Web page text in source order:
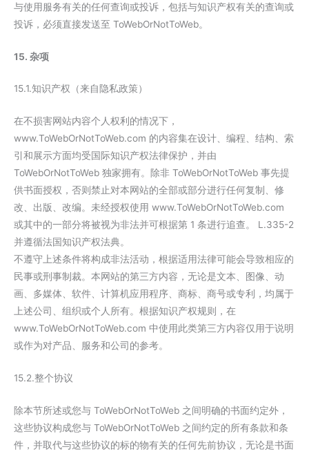
与使用服务有关的任何查询或投诉，包括与知识产权有关的查询或
投诉，必须直接发送至 ToWebOrNotToWeb。
15. 杂项
15.1.知识产权（来自隐私政策）
在不损害网站内容个人权利的情况下，
www.ToWebOrNotToWeb.com 的内容集在设计、编程、结构、索
引和展示方面均受国际知识产权法律保护，并由
ToWebOrNotToWeb 独家拥有。除非 ToWebOrNotToWeb 事先提
供书面授权，否则禁止对本网站的全部或部分进行任何复制、修
改、出版、改编。未经授权使用 www.ToWebOrNotToWeb.com
或其中的一部分将被视为非法并可根据第 1 条进行追查。 L.335-2
并遵循法国知识产权法典。
不遵守上述条件将构成非法活动，根据适用法律可能会导致相应的
民事或刑事制裁。本网站的第三方内容，无论是文本、图像、动
画、多媒体、软件、计算机应用程序、商标、商号或专利，均属于
上述公司、组织或个人所有。根据知识产权规则，在
www.ToWebOrNotToWeb.com 中使用此类第三方内容仅用于说明
或作为对产品、服务和公司的参考。
15.2.整个协议
除本节所述或您与 ToWebOrNotToWeb 之间明确的书面约定外，
这些协议构成您与 ToWebOrNotToWeb 之间约定的所有条款和条
件，并取代与这些协议的标的物有关的任何先前协议，无论是书面